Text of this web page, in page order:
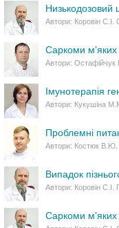
Низькодозовий
Автори: Коровін
Саркоми м’яких
Автори:
Iмунотерапія
Автори: Кукушіна
Проблемні
Автори: Костюк В.Ю.
Випадок
Автори: Коровін
Саркоми м’яких